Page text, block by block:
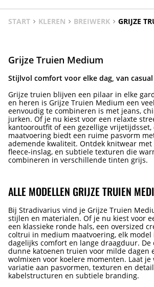
START KLEREN BREIWERK GRIJZE
Grijze Truien Medium
Stijlvol comfort voor elke dag, van
Grijze truien blijven een pilaar in elke
en heren is Grijze Truien Medium een
eenvoudig te combineren is met jeans,
jurken. Of je nu kiest voor een relaxte
kantooroutfit of een gezellige
maatvoering biedt een ruime pasvorm
ademende kwaliteit. Ontdek knitwear met
fleece-inslag, en subtiele texturen die
combineren in verschillende tinten grijs.
ALLE MODELLEN GRIJZE TRUIEN
Bij Stradivarius vind je Grijze Truien
stijlen en materialen. Of je nu kiest voor
een klassieke ronde hals, een oversized
coltrui in medium maatvoering, elk
dagelijks comfort en lange draagduur. De
dunne katoenen truien voor milde dagen
wolmixen voor koelere momenten. Laat
variatie aan pasvormen, texturen en
kabelstructuren en subtiele branding.